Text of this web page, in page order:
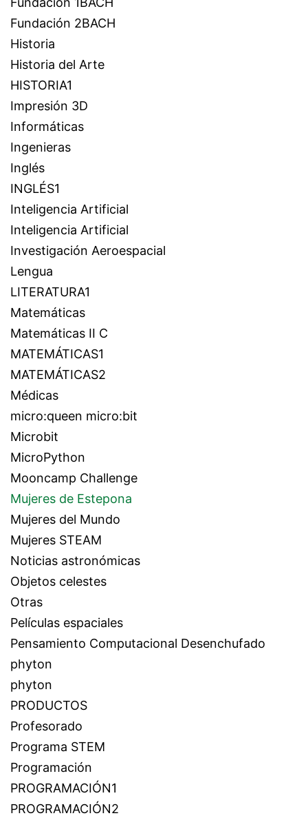
Fundación 2BACH
Historia
Historia del Arte
HISTORIA1
Impresión 3D
Informáticas
Ingenieras
Inglés
INGLÉS1
Inteligencia Artificial
Inteligencia Artificial
Investigación Aeroespacial
Lengua
LITERATURA1
Matemáticas
Matemáticas II C
MATEMÁTICAS1
MATEMÁTICAS2
Médicas
micro:queen micro:bit
Microbit
MicroPython
Mooncamp Challenge
Mujeres de Estepona
Mujeres del Mundo
Mujeres STEAM
Noticias astronómicas
Objetos celestes
Otras
Películas espaciales
Pensamiento Computacional Desenchufado
phyton
phyton
PRODUCTOS
Profesorado
Programa STEM
Programación
PROGRAMACIÓN1
PROGRAMACIÓN2